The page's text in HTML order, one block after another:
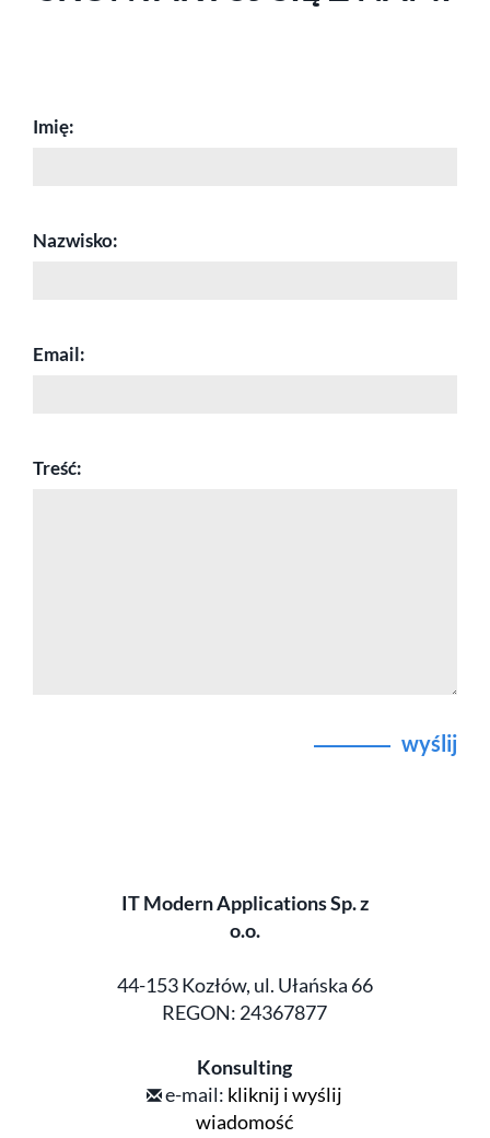
Imię:
Nazwisko:
Email:
Treść:
wyślij
IT Modern Applications Sp. z
o.o.
44-153 Kozłów, ul. Ułańska 66
REGON: 24367877
Konsulting
e-mail: kliknij i wyślij
wiadomość